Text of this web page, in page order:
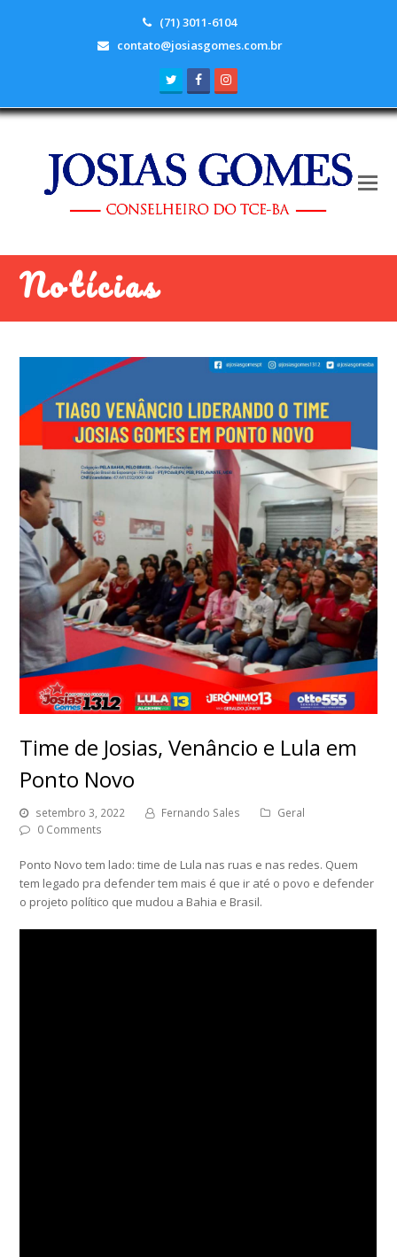
(71) 3011-6104
contato@josiasgomes.com.br
TwitterFacebook
Notícias
Time de Josias, Venâncio e Lula em
Ponto Novo
setembro 3, 2022 Fernando Sales
Geral
0 Comments
Ponto Novo tem lado: time de Lula nas ruas e nas redes. Quem
tem legado pra defender tem mais é que ir até o povo e defender
o projeto político que mudou a Bahia e Brasil.